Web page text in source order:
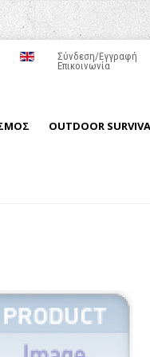
Σύνδεση/Εγγραφή
Επικοινωνία
OUTDOOR